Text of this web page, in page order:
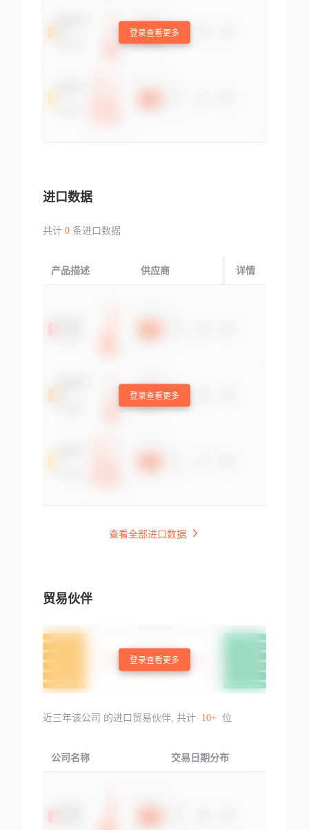
登录查看更多
进口数据
共计 0条进口数据
产品描述 供应商 起运国/地区
详情
登录查看更多
查看全部进口数据
贸易伙伴
登录查看更多
近三年该公司 的进口贸易伙伴, 共计 10+ 位
公司名称 交易日期分布